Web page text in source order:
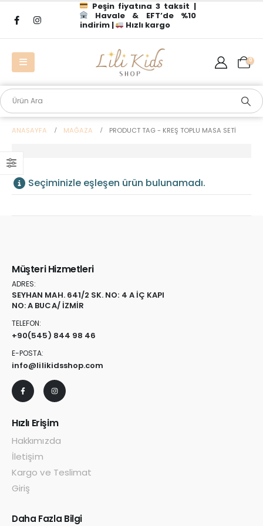
Peşin fiyatına 3 taksit |
Havale & EFT’de %10
indirim |
Hızlı kargo
0
ANASAYFA MAĞAZA PRODUCT TAG - KREŞ TOPLU MASA SETI
Seçiminizle eşleşen ürün bulunamadı.
Müşteri Hizmetleri
ADRES:
SEYHAN MAH. 641/2 SK. NO: 4 A İÇ KAPI
NO: A BUCA/ İZMİR
TELEFON:
+90(545) 844 98 46
E-POSTA:
info@lilikidsshop.com
Hızlı Erişim
Hakkımızda
İletişim
Kargo ve Teslimat
Giriş
Daha Fazla Bilgi